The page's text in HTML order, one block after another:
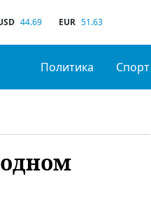
44.69 EUR 51.63
Политика Спорт